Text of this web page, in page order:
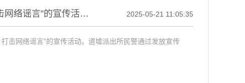
我公司与道墟派出所联合举办了“净化网络环境 打击网络谣言”的宣传活动。 2025-05-21 11:05:35
击网络谣言”的宣传活动。道墟派出所民警通过发放宣传